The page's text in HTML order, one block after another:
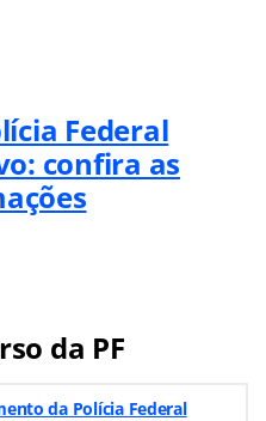
Federal
confira as
da PF
da Polícia Federal